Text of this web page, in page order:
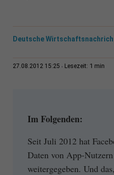
Deutsche
27.08.2012 15:25 Lesezeit: 1 min
Im Folgenden:
Seit Juli 2012 hat
Daten von App-
weitergegeben. Und